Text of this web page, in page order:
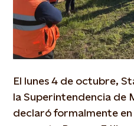
El lunes 4 de octubre,
la Superintendencia de
declaró formalmente